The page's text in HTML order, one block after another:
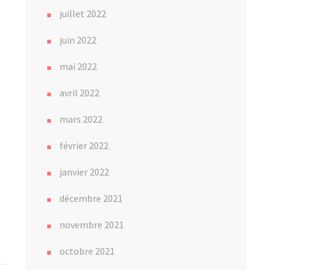
juillet 2022
juin 2022
mai 2022
avril 2022
mars 2022
février 2022
janvier 2022
décembre 2021
novembre 2021
octobre 2021